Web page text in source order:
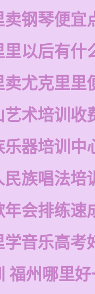
卖钢琴便宜
里以后有什
卖尤克里里
艺术培训收
乐器培训中
民族唱法培
年会排练速
学音乐高考
福州哪里